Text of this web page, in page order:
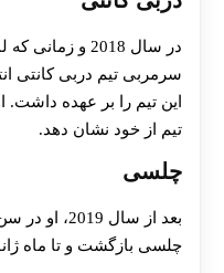
این تیم را بر عهده
تیم از خود نشان دهد.
چلسی
چلسی بازگشت و تا ماه ژانویه 2021 در این تیم